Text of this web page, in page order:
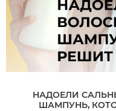
НАДОЕЛИ
ШАМПУНЬ,